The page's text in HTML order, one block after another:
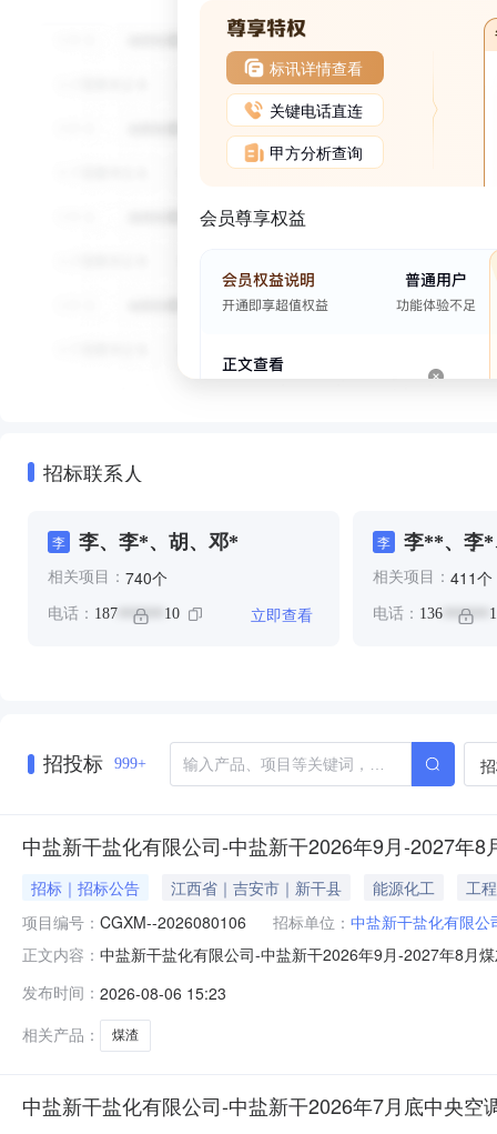
标讯详情查看
关键电话直连
甲方分析查询
会员尊享权益
招标联系人
李 李、李*、胡、邓*
相关项目： 740个
电话： 187 ****** 10 立即查看
李
李**、李
***、祝
相关项目： 411个
电话： 136******
招投标 999+
中盐新干盐化有限公司-中盐新干2026年9月-2027年8
招标｜招标公告 江西省｜吉安市｜新干县 能源化工
工程
项目编号： CGXM--2026080106 招标单位： 中盐新干盐化有限公
正文内容： 中盐新干盐化有限公司-中盐新干2026年9月-2027年8月
5mm，含碳料＜2%-千克12000000详见附件因报价计量
发布时间： 2026-08-06 15:23
相关产品：
煤渣
中盐新干盐化有限公司-中盐新干2026年7月底中央空